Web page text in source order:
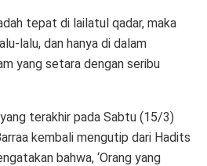
tepat di lailatul qadar, maka
lalu, dan hanya di dalam
yang setara dengan seribu
terakhir pada Sabtu (15/3)
kembali mengutip dari Hadits
bahwa, ‘Orang yang